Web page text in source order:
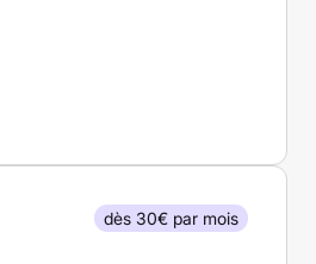
dès 30€ par mois